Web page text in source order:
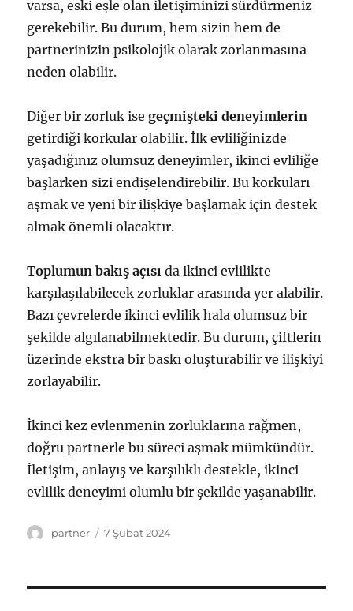
varsa, eski eşle olan iletişiminizi sürdürmeniz
gerekebilir. Bu durum, hem sizin hem de
partnerinizin psikolojik olarak zorlanmasına
neden olabilir.
Diğer bir zorluk isegeçmişteki deneyimlerin
getirdiği korkular olabilir. İlk evliliğinizde
yaşadığınız olumsuz deneyimler, ikinci evliliğe
başlarken sizi endişelendirebilir. Bu korkuları
aşmak ve yeni bir ilişkiye başlamak için destek
almak önemli olacaktır.
Toplumun bakış açısı da ikinci evlilikte
karşılaşılabilecek zorluklar arasında yer alabilir.
Bazı çevrelerde ikinci evlilik hala olumsuz bir
şekilde algılanabilmektedir. Bu durum, çiftlerin
üzerinde ekstra bir baskı oluşturabilir ve ilişkiyi
zorlayabilir.
İkinci kez evlenmenin zorluklarına rağmen,
doğru partnerle bu süreci aşmak mümkündür.
İletişim, anlayış ve karşılıklı destekle, ikinci
evlilik deneyimi olumlu bir şekilde yaşanabilir.
Yazar
partner
Yayın
7 Şubat 2024